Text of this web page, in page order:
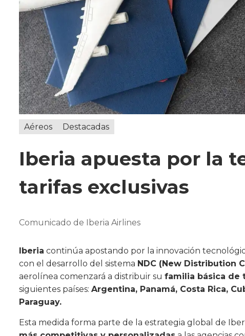
Aéreos Destacadas
Iberia apuesta por la
tarifas exclusivas
Comunicado de Iberia Airlines
Iberia continúa apostando por la innovación
con el desarrollo del sistema NDC (New Distribution
aerolínea comenzará a distribuir su familia básica de
siguientes países: Argentina, Panamá, Costa Rica,
Paraguay.
Esta medida forma parte de la estrategia global de